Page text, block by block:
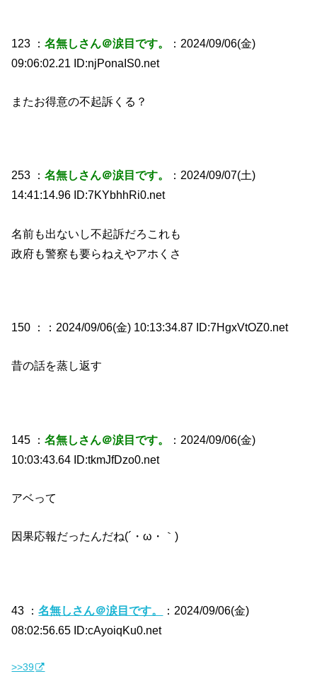
123 ：名無しさん＠涙目です。
：2024/09/06(金)
09:06:02.21 ID:njPonaIS0.net
またお得意の不起訴くる？
253 ：名無しさん＠涙目です。
：2024/09/07(土)
14:41:14.96 ID:7KYbhhRi0.net
名前も出ないし不起訴だろこれも
政府も警察も要らねえやアホくさ
150 ： ：2024/09/06(金) 10:13:34.87 ID:7HgxVtOZ0.net
昔の話を蒸し返す
145 ：名無しさん＠涙目です。
：2024/09/06(金)
10:03:43.64 ID:tkmJfDzo0.net
アベって
因果応報だったんだね(´・ω・｀)
43 ：名無しさん＠涙目です。
：2024/09/06(金)
08:02:56.65 ID:cAyoiqKu0.net
>>39